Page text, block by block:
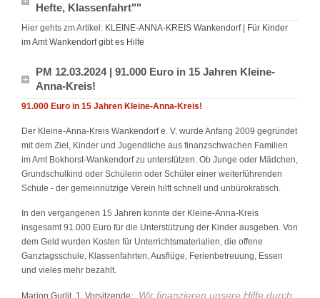
Hefte, Klassenfahrt""
Hier gehts zm Artikel: KLEINE-ANNA-KREIS Wankendorf | Für Kinder
im Amt Wankendorf gibt es Hilfe
PM 12.03.2024 | 91.000 Euro in 15 Jahren Kleine-
Anna-Kreis!
91.000 Euro in 15 Jahren Kleine-Anna-Kreis!
Der Kleine-Anna-Kreis Wankendorf e. V. wurde Anfang 2009 gegründet
mit dem Ziel, Kinder und Jugendliche aus finanzschwachen Familien
im Amt Bokhorst-Wankendorf zu unterstützen. Ob Junge oder Mädchen,
Grundschulkind oder Schülerin oder Schüler einer weiterführenden
Schule - der gemeinnützige Verein hilft schnell und unbürokratisch.
In den vergangenen 15 Jahren konnte der Kleine-Anna-Kreis
insgesamt 91.000 Euro für die Unterstützung der Kinder ausgeben. Von
dem Geld wurden Kosten für Unterrichtsmaterialien, die offene
Ganztagsschule, Klassenfahrten, Ausflüge, Ferienbetreuung, Essen
und vieles mehr bezahlt.
Marion Gurlit, 1. Vorsitzende:
„Wir finanzieren unsere Hilfe durch